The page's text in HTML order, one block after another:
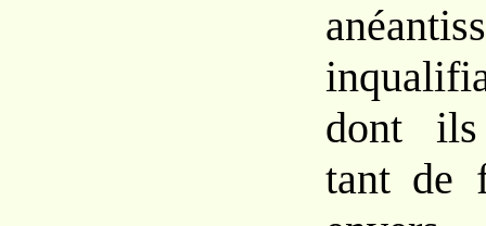
dont
tant de